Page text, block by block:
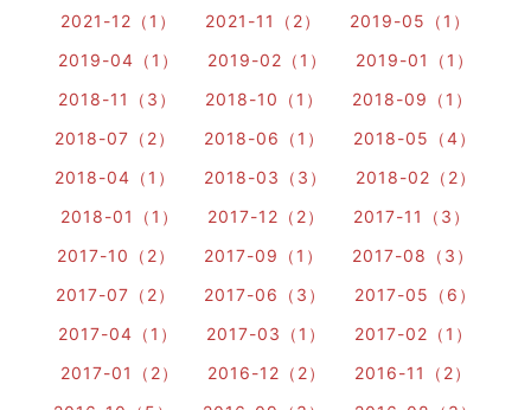
2021-12（1）
2021-11（2）
2019-05（1）
2019-04（1）
2019-02（1）
2019-01（1）
2018-11（3）
2018-10（1）
2018-09（1）
2018-07（2）
2018-06（1）
2018-05（4）
2018-04（1）
2018-03（3）
2018-02（2）
2018-01（1）
2017-12（2）
2017-11（3）
2017-10（2）
2017-09（1）
2017-08（3）
2017-07（2）
2017-06（3）
2017-05（6）
2017-04（1）
2017-03（1）
2017-02（1）
2017-01（2）
2016-12（2）
2016-11（2）